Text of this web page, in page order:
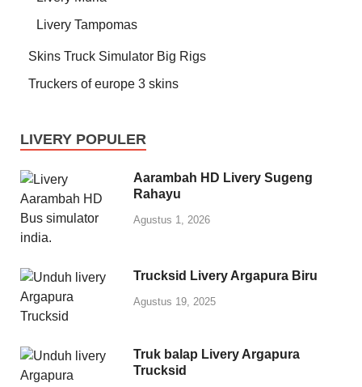
Livery Tampomas
Skins Truck Simulator Big Rigs
Truckers of europe 3 skins
LIVERY POPULER
Aarambah HD Livery Sugeng
Rahayu
Agustus 1, 2026
Trucksid Livery Argapura Biru
Agustus 19, 2025
Truk balap Livery Argapura
Trucksid